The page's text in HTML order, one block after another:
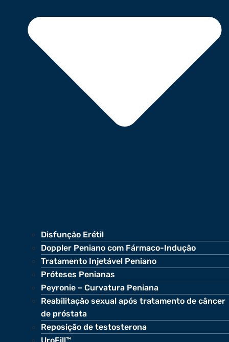
Disfunção Erétil
Doppler Peniano com Fármaco-Indução
Tratamento Injetável Peniano
Próteses Penianas
Peyronie – Curvatura Peniana
Reabilitação sexual após tratamento de câncer
de próstata
Reposição de testosterona
UroFill™